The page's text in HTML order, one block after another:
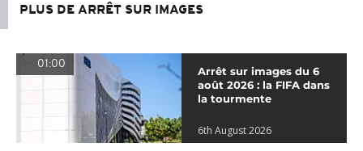
PLUS DE ARRÊT SUR IMAGES
01:00
Arrêt sur images du 6
août 2026 : la FIFA dans
la tourmente
6th August 2026